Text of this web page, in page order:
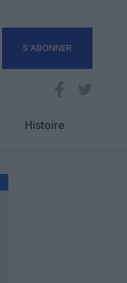
S'ABONNER
Histoire